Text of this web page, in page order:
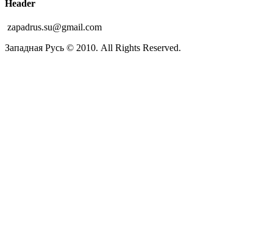
Header
zapadrus.su@gmail.com
Западная Русь © 2010. All Rights Reserved.